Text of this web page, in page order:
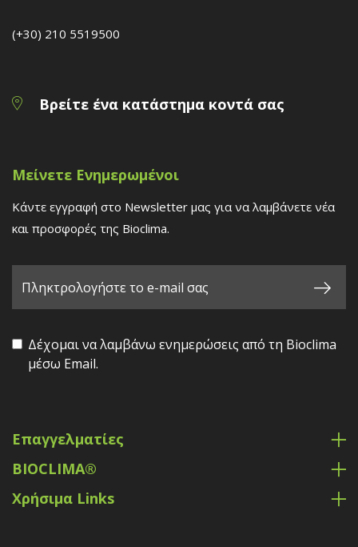
(+30) 210 5519500
Βρείτε ένα κατάστημα κοντά σας
Μείνετε Ενημερωμένοι
Κάντε εγγραφή στο Newsletter μας για να λαμβάνετε νέα
και προσφορές της Bioclima.
Δέχομαι να λαμβάνω ενημερώσεις από τη Bioclima
μέσω Email.
Επαγγελματίες
BIOCLIMA®
Χρήσιμα Links